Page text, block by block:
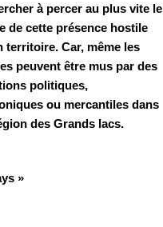
à percer au plus vite le
de cette présence hostile
territoire. Car, même les
peuvent être mus par des
politiques,
ou mercantiles dans
des Grands lacs.
»